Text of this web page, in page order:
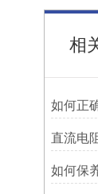
相
如何正
如何保